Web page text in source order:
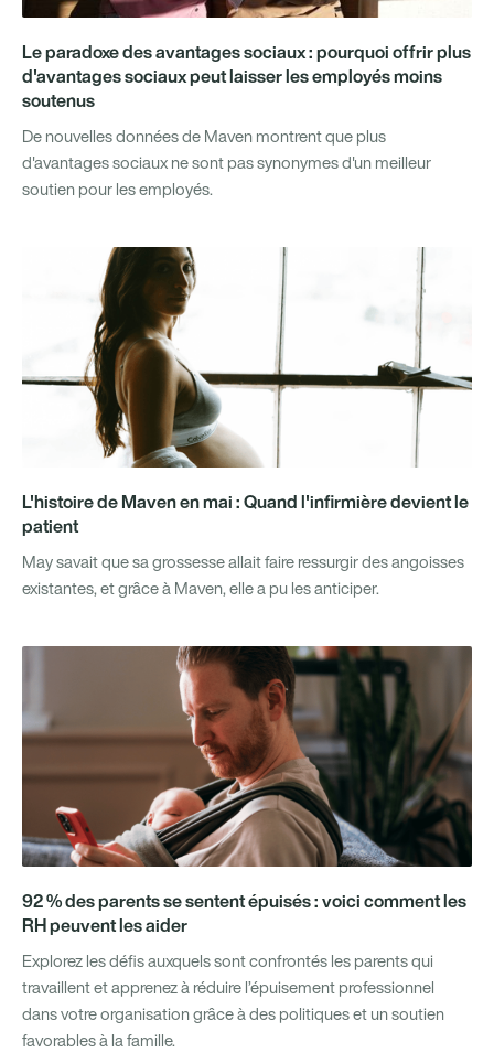
Le paradoxe des avantages sociaux : pourquoi offrir plus
d'avantages sociaux peut laisser les employés moins
soutenus
De nouvelles données de Maven montrent que plus
d'avantages sociaux ne sont pas synonymes d'un meilleur
soutien pour les employés.
L'histoire de Maven en mai : Quand l'infirmière devient le
patient
May savait que sa grossesse allait faire ressurgir des angoisses
existantes, et grâce à Maven, elle a pu les anticiper.
92 % des parents se sentent épuisés : voici comment les
RH peuvent les aider
Explorez les défis auxquels sont confrontés les parents qui
travaillent et apprenez à réduire l’épuisement professionnel
dans votre organisation grâce à des politiques et un soutien
favorables à la famille.